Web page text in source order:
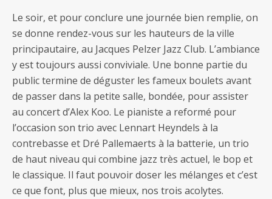
Le soir, et pour conclure une journée bien remplie, on
se donne rendez-vous sur les hauteurs de la ville
principautaire, au Jacques Pelzer Jazz Club. L’ambiance
y est toujours aussi conviviale. Une bonne partie du
public termine de déguster les fameux boulets avant
de passer dans la petite salle, bondée, pour assister
au concert d’Alex Koo. Le pianiste a reformé pour
l’occasion son trio avec Lennart Heyndels à la
contrebasse et Dré Pallemaerts à la batterie, un trio
de haut niveau qui combine jazz très actuel, le bop et
le classique. Il faut pouvoir doser les mélanges et c’est
ce que font, plus que mieux, nos trois acolytes.